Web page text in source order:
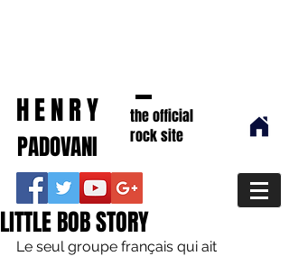
HENRY
the official
rock site
PADOVANI
LITTLE BOB STORY
Le seul groupe français qui ait